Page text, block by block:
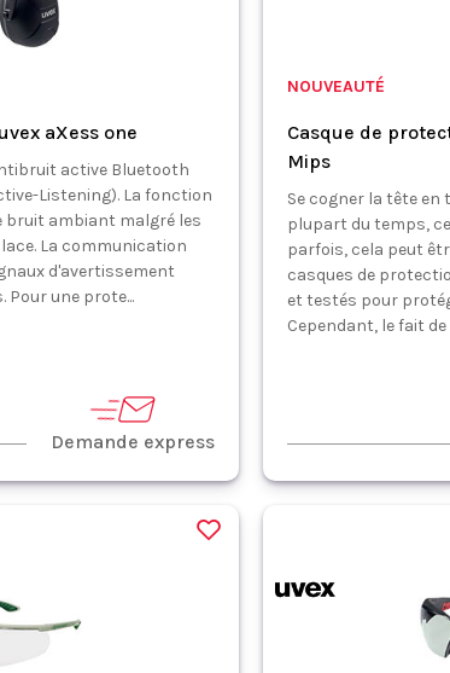
aXess one
active Bluetooth
Listening). La fonction
bruit ambiant malgré les
La communication
d'avertissement
Pour une prote...
Demande express
NOUVEAUTÉ
Casque de
Mips
Se cogner la tête
plupart du temps,
parfois, cela peut
casques de
et testés pour
Cependant, le fait